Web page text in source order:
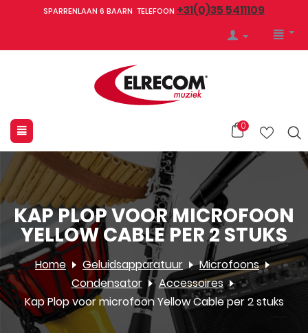
SPARRENLAAN 6 BAARN TELEFOON +31(0)35 5411109
0
KAP PLOP VOOR MICROFOON
YELLOW CABLE PER 2 STUKS
Home Geluidsapparatuur
Microfoons
Condensator
Accessoires
Kap Plop voor microfoon Yellow Cable per 2 stuks